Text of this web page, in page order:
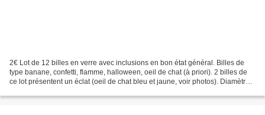
2€ Lot de 12 billes en verre avec inclusions en bon état général. Billes de
type banane, confetti, flamme, halloween, oeil de chat (à priori). 2 billes de
ce lot présentent un éclat (oeil de chat bleu et jaune, voir photos). Diamètre: